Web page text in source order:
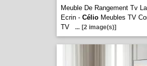
Meuble De Rangement Tv
Ecrin - CélioMeubles TV
TV
... [2 image(s)]